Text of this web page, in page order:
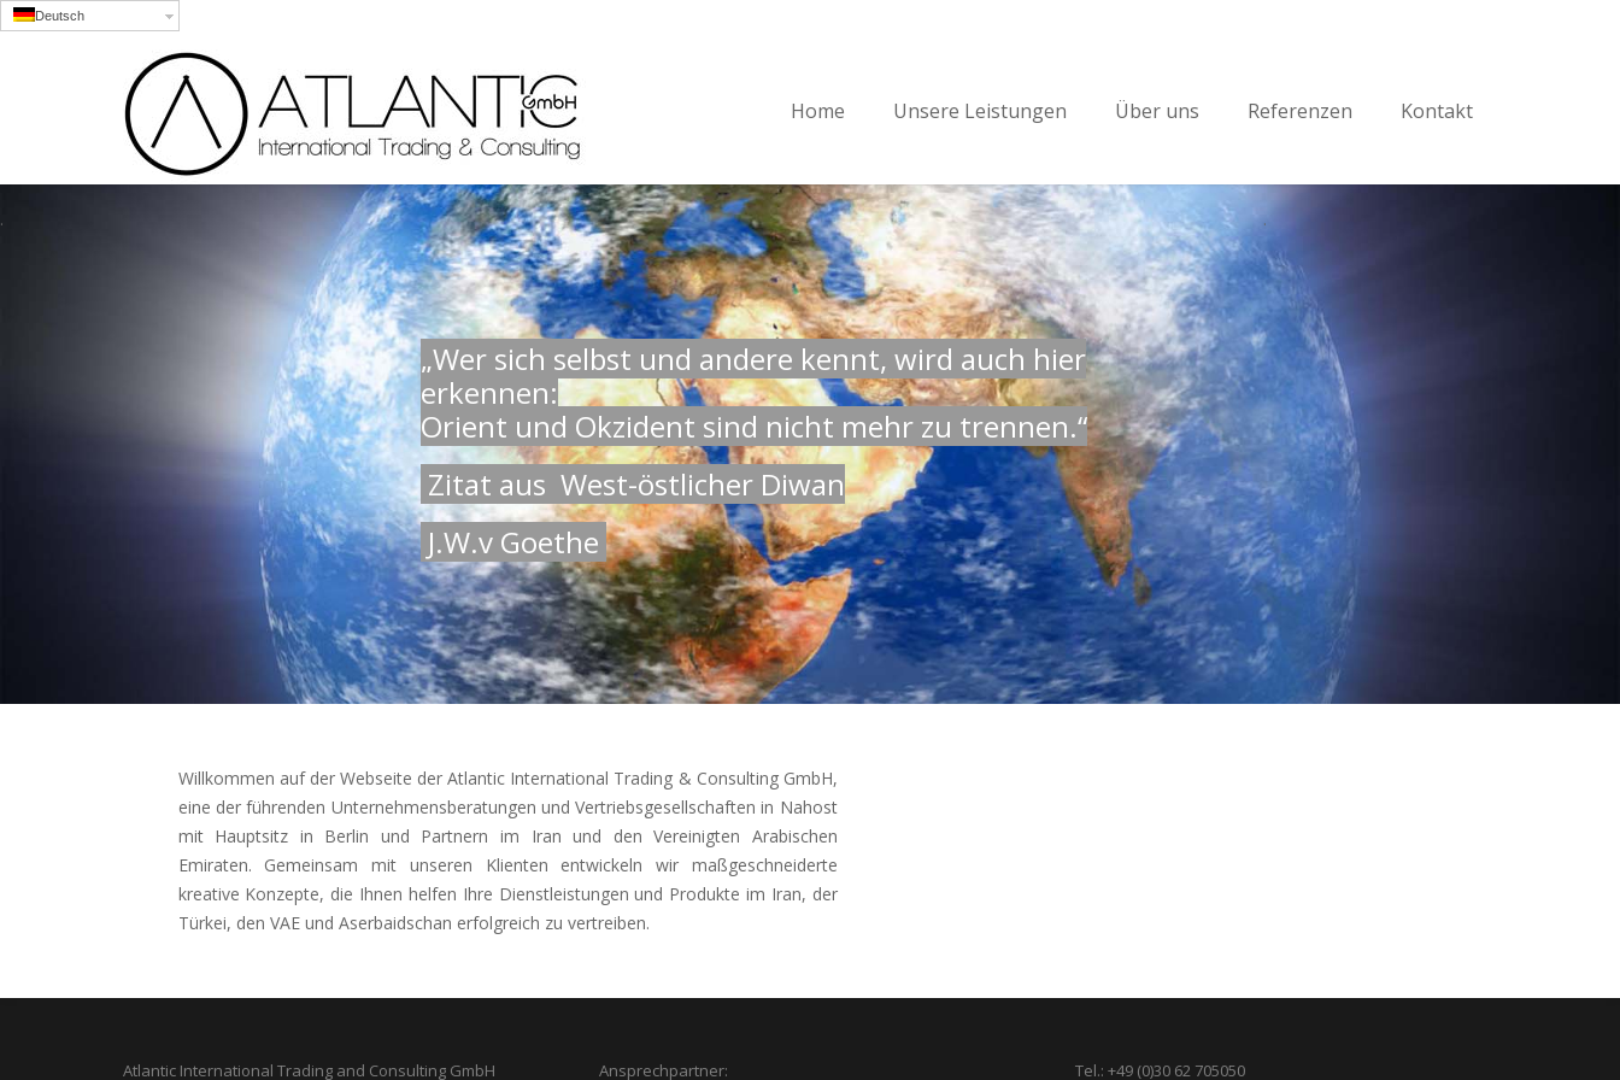
Deutsch
Home Unsere Leistungen Über uns Referenzen Kontakt
.
„Wer sich selbst und andere kennt, wird auch hier
erkennen:
Orient und Okzident sind nicht mehr zu trennen.“
Zitat aus West-östlicher Diwan
J.W.v Goethe
.
Willkommen auf der Webseite der Atlantic International Trading & Consulting GmbH,
eine der führenden Unternehmensberatungen und Vertriebsgesellschaften in Nahost
mit Hauptsitz in Berlin und Partnern im Iran und den Vereinigten Arabischen
Emiraten. Gemeinsam mit unseren Klienten entwickeln wir maßgeschneiderte
kreative Konzepte, die Ihnen helfen Ihre Dienstleistungen und Produkte im Iran, der
Türkei, den VAE und Aserbaidschan erfolgreich zu vertreiben.
Atlantic International Trading and Consulting GmbH Ansprechpartner: Tel.: +49 (0)30 62 705050